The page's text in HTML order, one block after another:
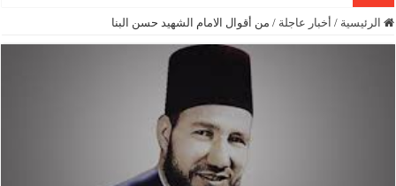
الرئيسية / أخبار عاجلة / من أقوال الامام الشهيد حسن البنا